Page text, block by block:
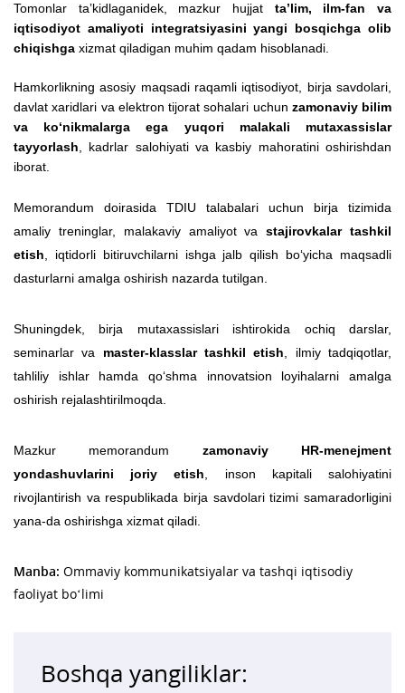
Tomonlar taʼkidlaganidek, mazkur hujjat taʼlim, ilm-fan va
iqtisodiyot amaliyoti integratsiyasini yangi bosqichga olib
chiqishga xizmat qiladigan muhim qadam hisoblanadi.
Hamkorlikning asosiy maqsadi raqamli iqtisodiyot, birja savdolari,
davlat xaridlari va elektron tijorat sohalari uchun zamonaviy bilim
va ko‘nikmalarga ega yuqori malakali mutaxassislar
tayyorlash, kadrlar salohiyati va kasbiy mahoratini oshirishdan
iborat.
Memorandum doirasida TDIU talabalari uchun birja tizimida
amaliy treninglar, malakaviy amaliyot vastajirovkalar tashkil
etish, iqtidorli bitiruvchilarni ishga jalb qilish bo‘yicha maqsadli
dasturlarni amalga oshirish nazarda tutilgan.
Shuningdek, birja mutaxassislari ishtirokida ochiq darslar,
seminarlar va master-klasslar tashkil etish, ilmiy tadqiqotlar,
tahliliy ishlar hamda qo‘shma innovatsion loyihalarni amalga
oshirish rejalashtirilmoqda.
Mazkur memorandum zamonaviy HR-menejment
yondashuvlarini joriy etish, inson kapitali salohiyatini
rivojlantirish va respublikada birja savdolari tizimi samaradorligini
yana-da oshirishga xizmat qiladi.
Manba: Ommaviy kommunikatsiyalar va tashqi iqtisodiy
faoliyat bo‘limi
Boshqa yangiliklar: